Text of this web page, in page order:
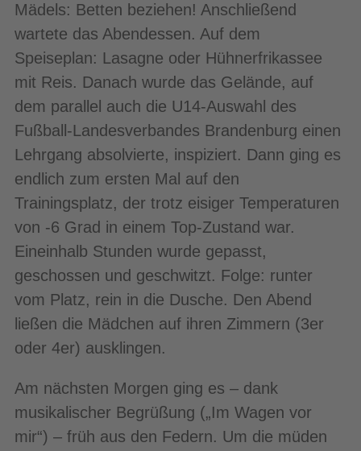
Mädels: Betten beziehen! Anschließend
wartete das Abendessen. Auf dem
Speiseplan: Lasagne oder Hühnerfrikassee
mit Reis. Danach wurde das Gelände, auf
dem parallel auch die U14-Auswahl des
Fußball-Landesverbandes Brandenburg einen
Lehrgang absolvierte, inspiziert. Dann ging es
endlich zum ersten Mal auf den
Trainingsplatz, der trotz eisiger Temperaturen
von -6 Grad in einem Top-Zustand war.
Eineinhalb Stunden wurde gepasst,
geschossen und geschwitzt. Folge: runter
vom Platz, rein in die Dusche. Den Abend
ließen die Mädchen auf ihren Zimmern (3er
oder 4er) ausklingen.
Am nächsten Morgen ging es – dank
musikalischer Begrüßung („Im Wagen vor
mir“) – früh aus den Federn. Um die müden